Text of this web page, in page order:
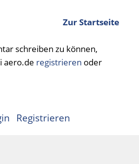
Zur Startseite
schreiben zu können,
aero.de registrieren oder
Registrieren